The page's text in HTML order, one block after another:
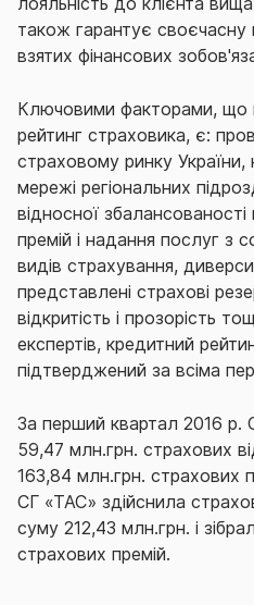
також гарантує
взятих фінансових
Ключовими факторами, що
рейтинг страховика, є:
страховому ринку України,
мережі регіональних
відносної
премій і надання послуг з
видів страхування,
представлені страхові
відкритість і прозорість
експертів, кредитний
підтверджений за всіма
За перший квартал 2016 р.
59,47 млн.грн. страхових
163,84 млн.грн. страхових
СГ «ТАС» здійснила
суму 212,43 млн.грн. і
страхових премій.